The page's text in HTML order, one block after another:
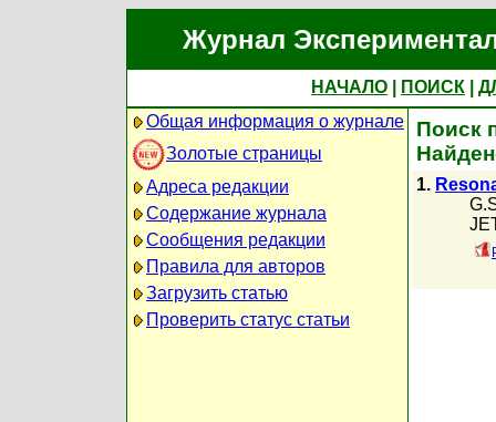
Журнал
НАЧАЛО ПОИСК
Общая информация о журнале
Золотые страницы
Адреса редакции
Содержание журнала
Сообщения редакции
Правила для авторов
Загрузить статью
Проверить статус статьи
Поиск
1.